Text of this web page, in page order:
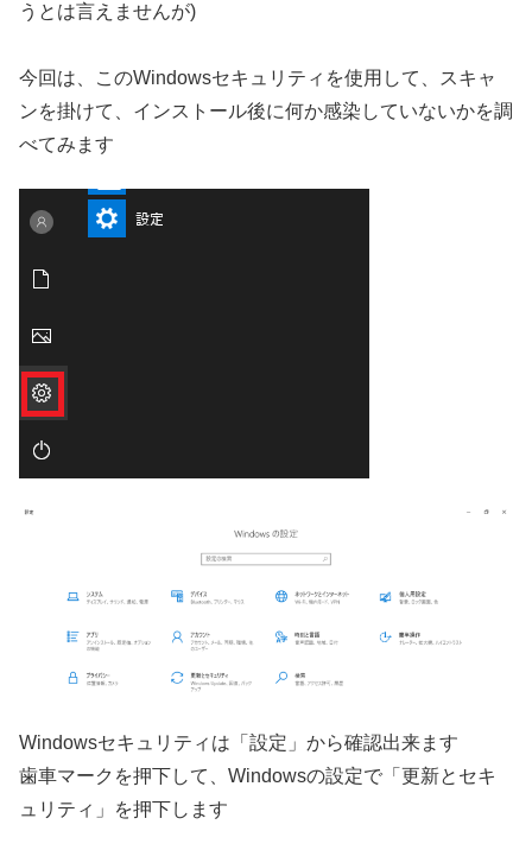
うとは言えませんが)
今回は、このWindowsセキュリティを使用して、スキャ
ンを掛けて、インストール後に何か感染していないかを調
べてみます
Windowsセキュリティは「設定」から確認出来ます
歯車マークを押下して、Windowsの設定で「更新とセキ
ュリティ」を押下します